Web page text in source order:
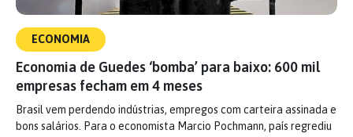
ECONOMIA
Economia de Guedes ‘bomba’ para baixo: 600 mil
empresas fecham em 4 meses
Brasil vem perdendo indústrias, empregos com carteira assinada e
bons salários. Para o economista Marcio Pochmann, país regrediu